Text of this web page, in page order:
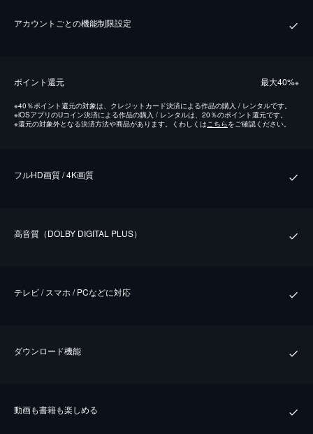
アカウントごとの機能制限設定
ポイント還元 最⼤40%※
※40％ポイント還元の対象は、クレジットカード決済による作品の購入 / レンタルです。
※iOSアプリのUコイン決済による作品の購入 / レンタルは、20％のポイント還元です。
※還元の対象外となる決済方法や商品があります。くわしくはこちらをご確認ください。
フルHD画質 / 4K画質
⾼⾳質（DOLBY DIGITAL PLUS）
テレビ / スマホ / PCなどに対応
ダウンロード機能
動画も書籍も楽しめる